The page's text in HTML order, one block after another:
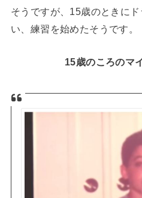
そうですが、15歳のときに
い、練習を始めたそうです。
15歳のころのマ